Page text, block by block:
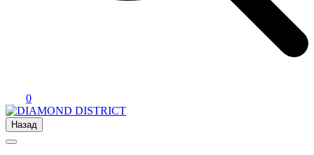
0
Назад